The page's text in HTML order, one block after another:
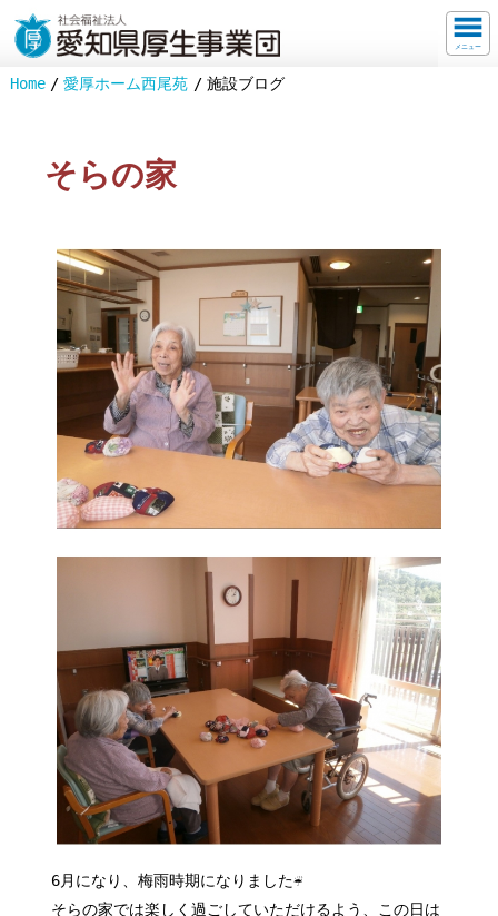
メニュー
Home 愛厚ホーム西尾苑 施設ブログ
そらの家
6月になり、梅雨時期になりました☔
そらの家では楽しく過ごしていただけるよう、この日は